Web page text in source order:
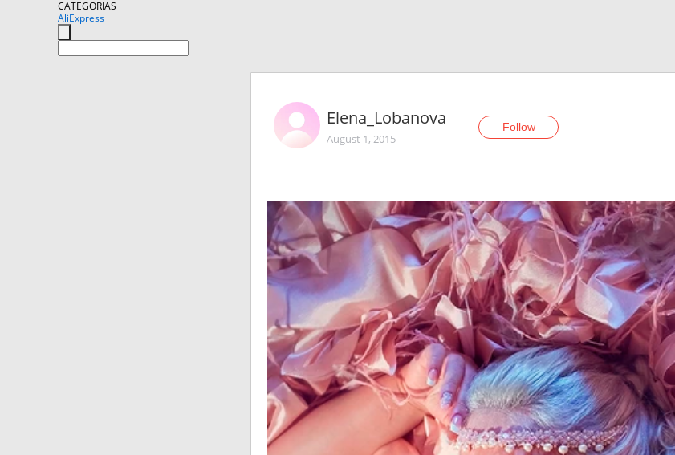
CATEGORIAS
AliExpress
Elena_Lobanova
August 1, 2015
Follow